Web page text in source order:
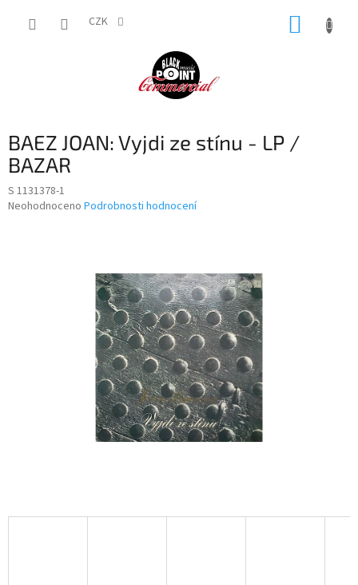
CZK
BAEZ JOAN: Vyjdi ze stínu - LP /
BAZAR
S 1131378-1
Průměrné
Neohodnoceno Podrobnosti hodnocení